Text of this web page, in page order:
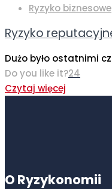
Ryzyko biznesowe
Ryzyko
Dużo było ostatnimi
Do you like it?24
Czytaj więcej
O Ryzykonomii